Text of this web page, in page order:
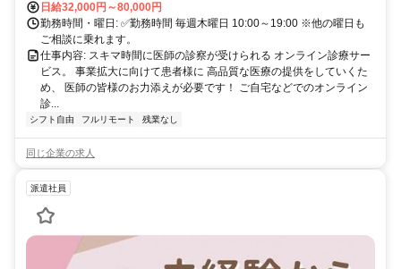
日給32,000円～80,000円
勤務時間・曜日: ✅勤務時間 毎週木曜日 10:00～19:00 ※他の曜日も
ご相談に乗れます。
仕事内容: スキマ時間に医師の診察が受けられる オンライン診療サー
ビス。 事業拡大に向けて患者様に 高品質な医療の提供をしていくた
め、 医師の皆様のお力添えが必要です！ ご自宅などでのオンライン
診...
シフト自由 フルリモート 残業なし
同じ企業の求人
派遣社員